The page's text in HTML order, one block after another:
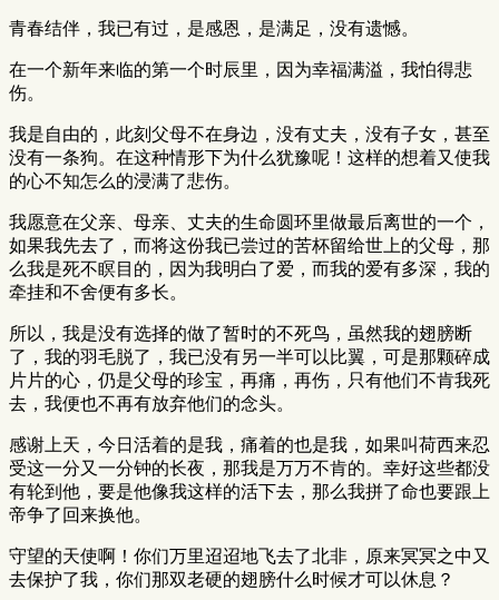
青春结伴，我已有过，是感恩，是满足，没有遗憾。
在一个新年来临的第一个时辰里，因为幸福满溢，我怕得悲
伤。
我是自由的，此刻父母不在身边，没有丈夫，没有子女，甚至
没有一条狗。在这种情形下为什么犹豫呢！这样的想着又使我
的心不知怎么的浸满了悲伤。
我愿意在父亲、母亲、丈夫的生命圆环里做最后离世的一个，
如果我先去了，而将这份我已尝过的苦杯留给世上的父母，那
么我是死不瞑目的，因为我明白了爱，而我的爱有多深，我的
牵挂和不舍便有多长。
所以，我是没有选择的做了暂时的不死鸟，虽然我的翅膀断
了，我的羽毛脱了，我已没有另一半可以比翼，可是那颗碎成
片片的心，仍是父母的珍宝，再痛，再伤，只有他们不肯我死
去，我便也不再有放弃他们的念头。
感谢上天，今日活着的是我，痛着的也是我，如果叫荷西来忍
受这一分又一分钟的长夜，那我是万万不肯的。幸好这些都没
有轮到他，要是他像我这样的活下去，那么我拼了命也要跟上
帝争了回来换他。
守望的天使啊！你们万里迢迢地飞去了北非，原来冥冥之中又
去保护了我，你们那双老硬的翅膀什么时候才可以休息？